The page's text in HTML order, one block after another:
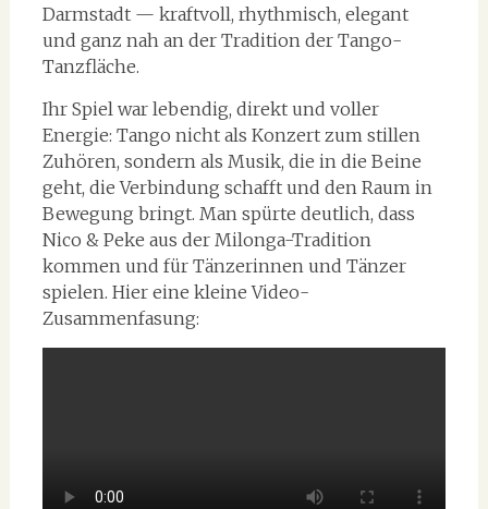
Darmstadt — kraftvoll, rhythmisch, elegant
und ganz nah an der Tradition der Tango-
Tanzfläche.
Ihr Spiel war lebendig, direkt und voller
Energie: Tango nicht als Konzert zum stillen
Zuhören, sondern als Musik, die in die Beine
geht, die Verbindung schafft und den Raum in
Bewegung bringt. Man spürte deutlich, dass
Nico & Peke aus der Milonga-Tradition
kommen und für Tänzerinnen und Tänzer
spielen. Hier eine kleine Video-
Zusammenfasung: